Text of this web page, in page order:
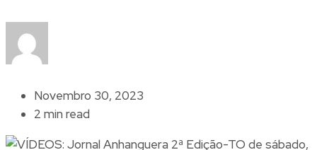
Novembro 30, 2023
2 min read